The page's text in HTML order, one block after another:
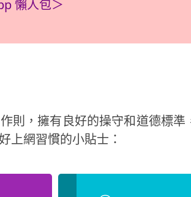
懶人包＞
則，擁有良好的操守和道德標
上網習慣的小貼士：